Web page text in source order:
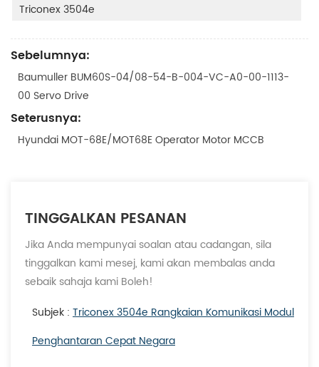
Triconex 3504e
Sebelumnya:
Baumuller BUM60S-04/08-54-B-004-VC-A0-00-1113-
00 Servo Drive
Seterusnya:
Hyundai MOT-68E/MOT68E Operator Motor MCCB
TINGGALKAN PESANAN
Jika Anda mempunyai soalan atau cadangan, sila
tinggalkan kami mesej, kami akan membalas anda
sebaik sahaja kami Boleh!
Subjek : Triconex 3504e Rangkaian Komunikasi Modul
Penghantaran Cepat Negara